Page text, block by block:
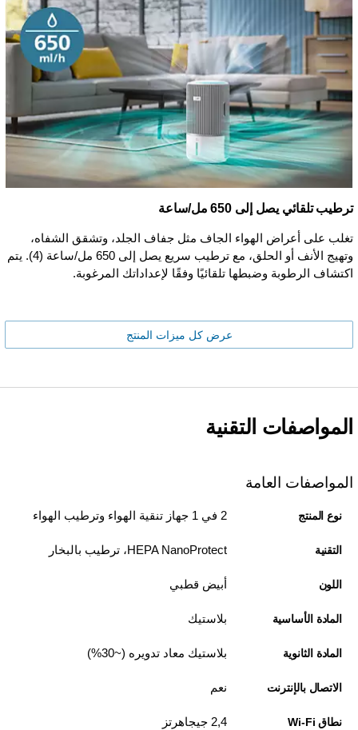
ترطيب تلقائي يصل إلى 650 مل/ساعة
تغلب على أعراض الهواء الجاف مثل جفاف الجلد، وتشقق الشفاه،
وتهيج الأنف أو الحلق، مع ترطيب سريع يصل إلى 650 مل/ساعة (4). يتم
اكتشاف الرطوبة وضبطها تلقائيًا وفقًا لإعداداتك المرغوبة.
عرض كل ميزات المنتج
المواصفات التقنية
المواصفات العامة
نوع المنتج 2 في 1 جهاز تنقية الهواء وترطيب الهواء
التقنية HEPA NanoProtect، ترطيب بالبخار
اللون أبيض قطبي
المادة الأساسية بلاستيك
المادة الثانوية بلاستيك معاد تدويره (~30%)
الاتصال بالإنترنت نعم
نطاق Wi-Fi 2,4 جيجاهرتز